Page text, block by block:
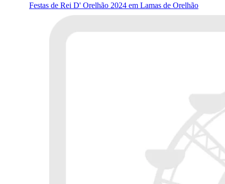
Festas de Rei D' Orelhão 2024 em Lamas de Orelhão